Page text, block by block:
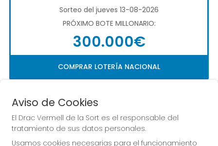
Sorteo del jueves 13-08-2026
PRÓXIMO BOTE MILLONARIO:
300.000€
COMPRAR LOTERÍA NACIONAL
Aviso de Cookies
El Drac Vermell de la Sort es el responsable del
tratamiento de sus datos personales.
Usamos cookies necesarias para el funcionamiento